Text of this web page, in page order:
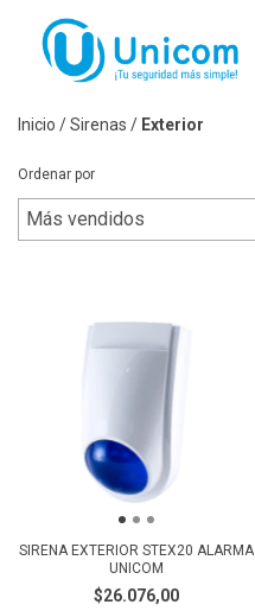
Inicio /Sirenas / Exterior
Ordenar por
SIRENA EXTERIOR STEX20 ALARMA
UNICOM
$26.076,00